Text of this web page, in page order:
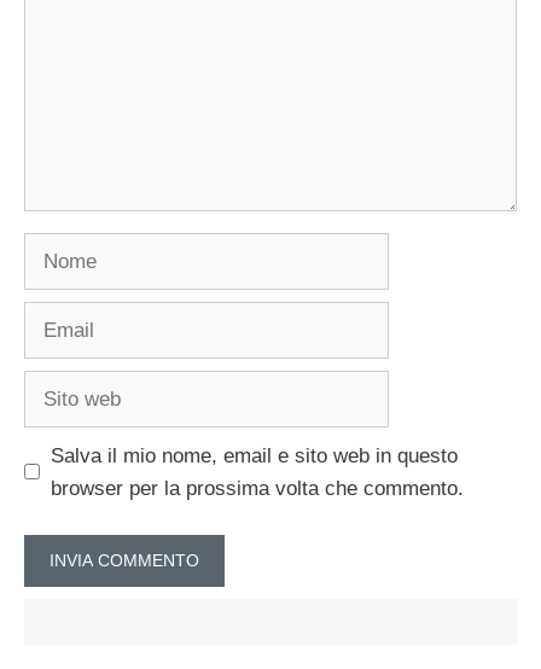
Nome
Email
Sito
Salva il mio nome, email e sito web in questo
browser per la prossima volta che commento.